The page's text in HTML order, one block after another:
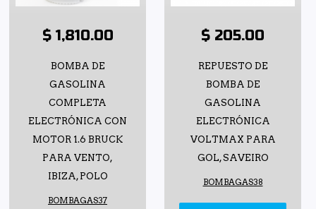
$ 1,810.00
BOMBA DE
GASOLINA
COMPLETA
ELECTRÓNICA CON
MOTOR 1.6 BRUCK
PARA VENTO,
IBIZA, POLO
BOMBAGAS37
$ 205.00
REPUESTO DE
BOMBA DE
GASOLINA
ELECTRÓNICA
VOLTMAX PARA
GOL, SAVEIRO
BOMBAGAS38